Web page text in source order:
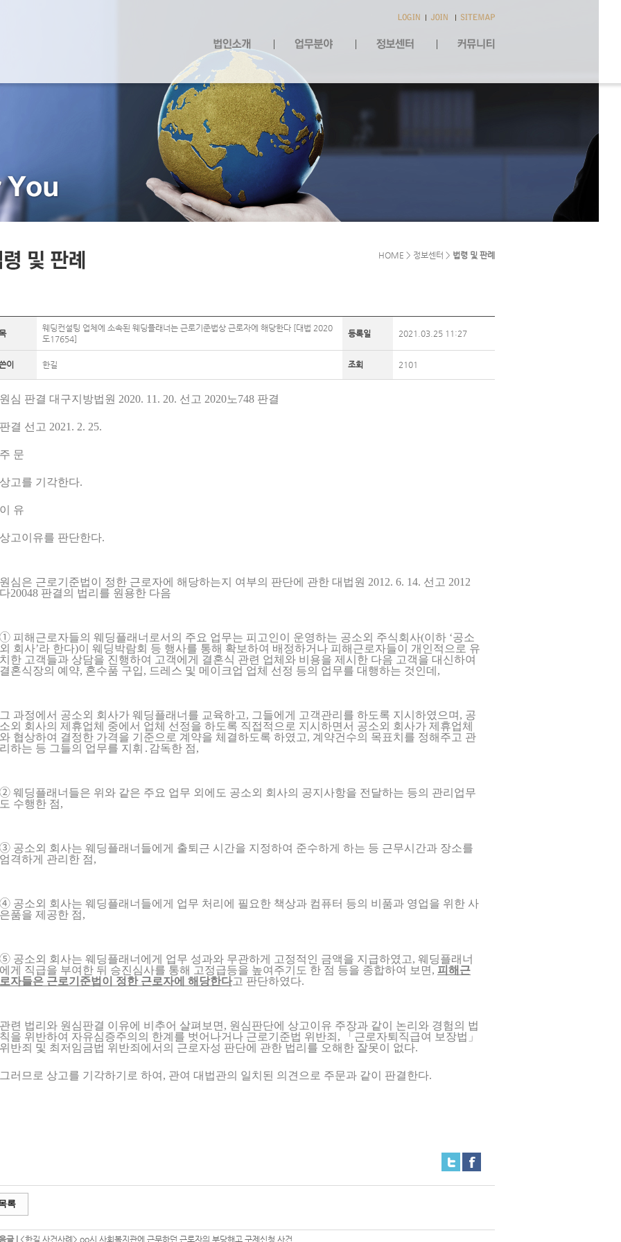
HOME > 정보센터 > 법령 및 판례
웨딩컨설팅 업체에 소속된 웨딩플래너는 근로기준법상 근로자에 해당한다 [대법 2020
도17654]
등록일 2021.03.25 11:27
이 한길 조회 2101
원심 판결 대구지방법원 2020. 11. 20. 선고 2020노748 판결
판결 선고 2021. 2. 25.
주 문
상고를 기각한다.
이 유
상고이유를 판단한다.
원심은 근로기준법이 정한 근로자에 해당하는지 여부의 판단에 관한 대법원 2012. 6. 14. 선고 2012
다20048 판결의 법리를 원용한 다음
➀ 피해근로자들의 웨딩플래너로서의 주요 업무는 피고인이 운영하는 공소외 주식회사(이하 ‘공소
외 회사’라 한다)이 웨딩박람회 등 행사를 통해 확보하여 배정하거나 피해근로자들이 개인적으로 유
치한 고객들과 상담을 진행하여 고객에게 결혼식 관련 업체와 비용을 제시한 다음 고객을 대신하여
결혼식장의 예약, 혼수품 구입, 드레스 및 메이크업 업체 선정 등의 업무를 대행하는 것인데,
그 과정에서 공소외 회사가 웨딩플래너를 교육하고, 그들에게 고객관리를 하도록 지시하였으며, 공
소외 회사의 제휴업체 중에서 업체 선정을 하도록 직접적으로 지시하면서 공소외 회사가 제휴업체
와 협상하여 결정한 가격을 기준으로 계약을 체결하도록 하였고, 계약건수의 목표치를 정해주고 관
리하는 등 그들의 업무를 지휘․감독한 점,
➁ 웨딩플래너들은 위와 같은 주요 업무 외에도 공소외 회사의 공지사항을 전달하는 등의 관리업무
도 수행한 점,
➂ 공소외 회사는 웨딩플래너들에게 출퇴근 시간을 지정하여 준수하게 하는 등 근무시간과 장소를
엄격하게 관리한 점,
➃ 공소외 회사는 웨딩플래너들에게 업무 처리에 필요한 책상과 컴퓨터 등의 비품과 영업을 위한 사
은품을 제공한 점,
➄ 공소외 회사는 웨딩플래너에게 업무 성과와 무관하게 고정적인 금액을 지급하였고, 웨딩플래너
에게 직급을 부여한 뒤 승진심사를 통해 고정급등을 높여주기도 한 점 등을 종합하여 보면, 피해근
로자들은 근로기준법이 정한 근로자에 해당한다고 판단하였다.
관련 법리와 원심판결 이유에 비추어 살펴보면, 원심판단에 상고이유 주장과 같이 논리와 경험의 법
칙을 위반하여 자유심증주의의 한계를 벗어나거나 근로기준법 위반죄, 「근로자퇴직급여 보장법」
위반죄 및 최저임금법 위반죄에서의 근로자성 판단에 관한 법리를 오해한 잘못이 없다.
그러므로 상고를 기각하기로 하여, 관여 대법관의 일치된 의견으로 주문과 같이 판결한다.
록
글 | <한길 사건사례> oo시 사회복지관에 근무하던 근로자의 부당해고 구제신청 사건